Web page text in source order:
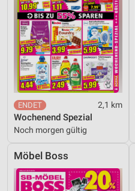
2,1 km
Wochenend Spezial
Noch morgen gültig
Möbel Boss
Funktional
Werbung